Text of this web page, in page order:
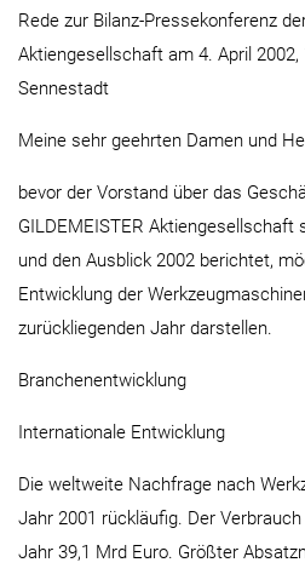
Rede zur Bilanz-Pressekonferenz
Aktiengesellschaft am 4. April 2002,
Sennestadt
Meine sehr geehrten Damen und
bevor der Vorstand über das
GILDEMEISTER Aktiengesellschaft
und den Ausblick 2002 berichtet,
Entwicklung der
zurückliegenden Jahr darstellen.
Branchenentwicklung
Internationale Entwicklung
Die weltweite Nachfrage nach
Jahr 2001 rückläufig. Der
Jahr 39,1 Mrd Euro. Größter